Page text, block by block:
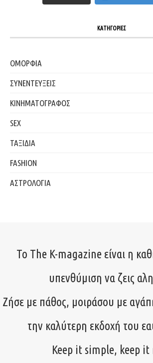
ΚΑΤΗΓΟΡΙΕΣ
ΟΜΟΡΦΙΑ
ΣΥΝΕΝΤΕΥΞΕΙΣ
ΚΙΝΗΜΑΤΟΓΡΑΦΟΣ
SEX
ΤΑΞΙΔΙΑ
FASHION
ΑΣΤΡΟΛΟΓΙΑ
Το The K-magazine είναι η
υπενθύμιση να ζεις
Ζήσε με πάθος, μοιράσου με
την καλύτερη εκδοχή του
Keep it simple, keep it